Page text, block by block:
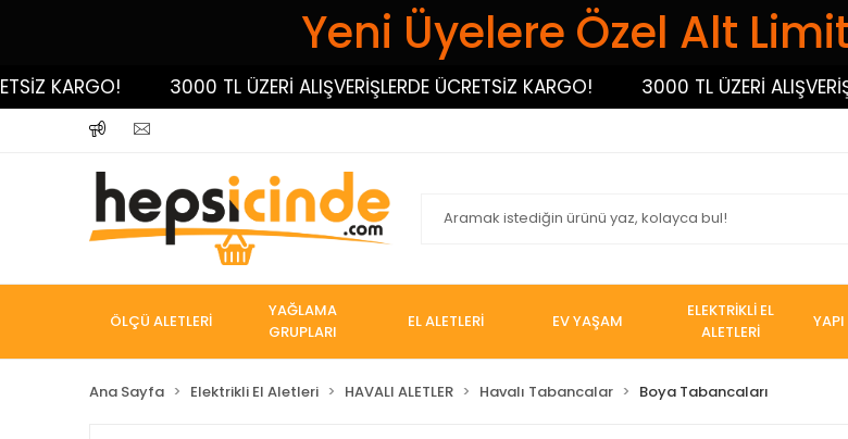
Yeni Üyelere Özel Alt
KARGO! 3000 TL ÜZERİ ALIŞVERİŞLERDE ÜCRETSİZ KARGO! 3000 TL ÜZERİ
ÖLÇÜ ALETLERİ
YAĞLAMA
GRUPLARI
EL ALETLERİ EV YAŞAM
ELEKTRİKLİ EL
ALETLERİ
Ana Sayfa Elektrikli El Aletleri HAVALI ALETLER Havalı Tabancalar Boya Tabancaları